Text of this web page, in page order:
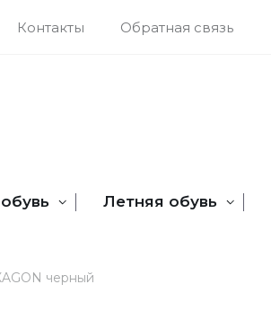
Контакты Обратная связь
Летняя обувь
черный